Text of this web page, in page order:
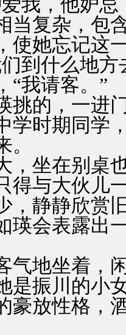
，他妒忌
复杂，包
使她忘记这
什么地方
我请客。”
的，一进门
学时期同学
坐在别桌也
得与大伙儿
静静欣赏
会表露出一
地坐着，
振川的小女
豪放性格，